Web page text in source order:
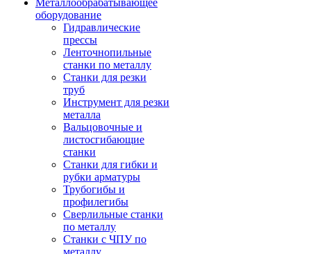
Металлообрабатывающее
оборудование
Гидравлические
прессы
Ленточнопильные
станки по металлу
Станки для резки
труб
Инструмент для резки
металла
Вальцовочные и
листосгибающие
станки
Станки для гибки и
рубки арматуры
Трубогибы и
профилегибы
Сверлильные станки
по металлу
Станки с ЧПУ по
металлу